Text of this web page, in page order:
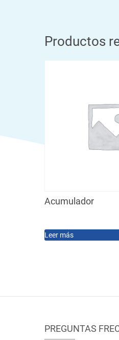
Productos
Acumulador
Leer más
PREGUNTAS